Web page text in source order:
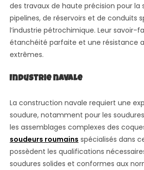
des travaux de haute précision pour la
pipelines, de réservoirs et de conduits
l’industrie pétrochimique. Leur savoir-
étanchéité parfaite et une résistance
extrêmes.
Industrie navale
La construction navale requiert une
soudure, notamment pour les
les assemblages complexes des
soudeurs roumains spécialisés dans
possèdent les qualifications
soudures solides et conformes aux